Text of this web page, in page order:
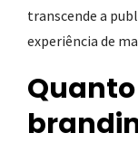
transcende a
experiência de